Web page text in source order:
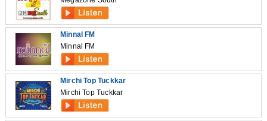
Minnal FM
Minnal FM
Mirchi Top Tuckkar
Mirchi Top Tuckkar